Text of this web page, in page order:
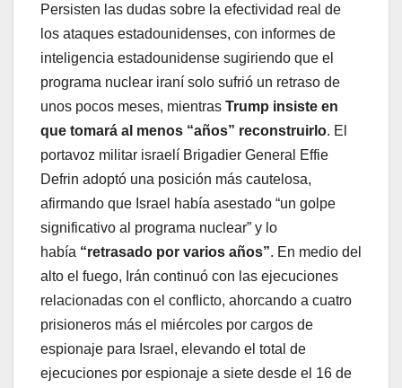
Persisten las dudas sobre la efectividad real de
los ataques estadounidenses, con informes de
inteligencia estadounidense sugiriendo que el
programa nuclear iraní solo sufrió un retraso de
unos pocos meses, mientras Trump insiste en
que tomará al menos “años” reconstruirlo. El
portavoz militar israelí Brigadier General Effie
Defrin adoptó una posición más cautelosa,
afirmando que Israel había asestado “un golpe
significativo al programa nuclear” y lo
había “retrasado por varios años”. En medio del
alto el fuego, Irán continuó con las ejecuciones
relacionadas con el conflicto, ahorcando a cuatro
prisioneros más el miércoles por cargos de
espionaje para Israel, elevando el total de
ejecuciones por espionaje a siete desde el 16 de